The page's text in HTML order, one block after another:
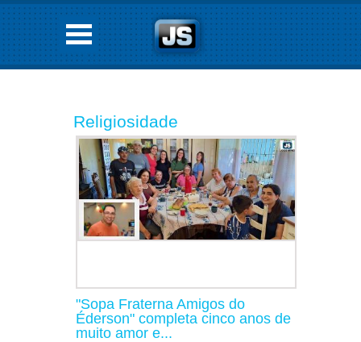
Religiosidade
"Sopa Fraterna Amigos do
Éderson" completa cinco anos de
muito amor e...